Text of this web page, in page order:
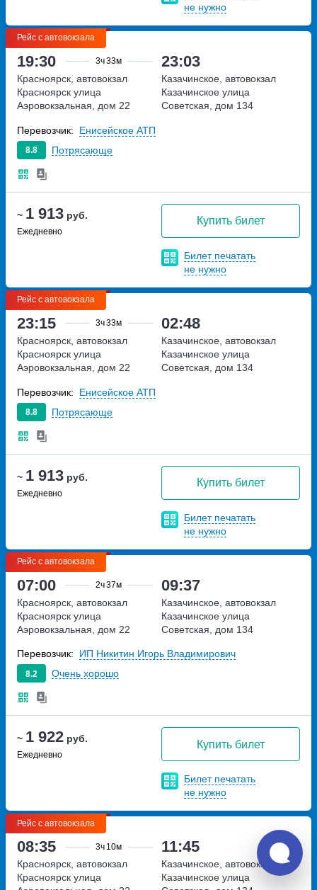
не нужно
Рейс с автовокзала
19:30 3ч33м 23:03
~ 1 913 руб.
Ежедневно
Купить билет
Билет печатать
не нужно
Красноярск, автовокзал
Красноярск улица
Аэровокзальная, дом 22
Казачинское, автовокзал
Казачинское улица
Советская, дом 134
8.8 Потрясающе
Перевозчик: Енисейское АТП
Рейс с автовокзала
23:15 3ч33м 02:48
~ 1 913 руб.
Ежедневно
Купить билет
Билет печатать
не нужно
Красноярск, автовокзал
Красноярск улица
Аэровокзальная, дом 22
Казачинское, автовокзал
Казачинское улица
Советская, дом 134
8.8 Потрясающе
Перевозчик: Енисейское АТП
Рейс с автовокзала
07:00 2ч37м 09:37
~ 1 922 руб.
Ежедневно
Купить билет
Билет печатать
не нужно
Красноярск, автовокзал
Красноярск улица
Аэровокзальная, дом 22
Казачинское, автовокзал
Казачинское улица
Советская, дом 134
8.2 Очень хорошо
Перевозчик: ИП Никитин Игорь Владимирович
Рейс с автовокзала
08:35 3ч 10м 11:45
Красноярск, автовокзал
Красноярск улица
Казачинское, автовокзал
Казачинское улица